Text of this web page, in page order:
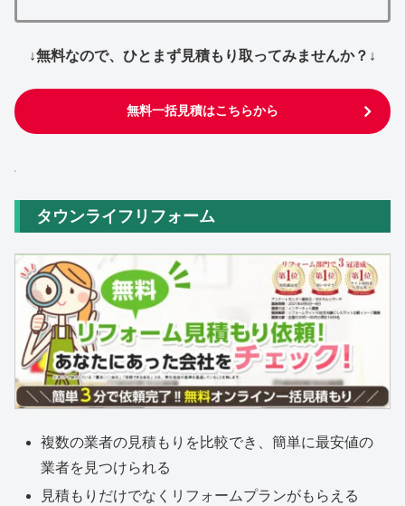
↓無料なので、ひとまず見積もり取ってみませんか？↓
無料一括見積はこちらから
タウンライフリフォーム
複数の業者の見積もりを比較でき、簡単に最安値の
業者を見つけられる
見積もりだけでなくリフォームプランがもらえる